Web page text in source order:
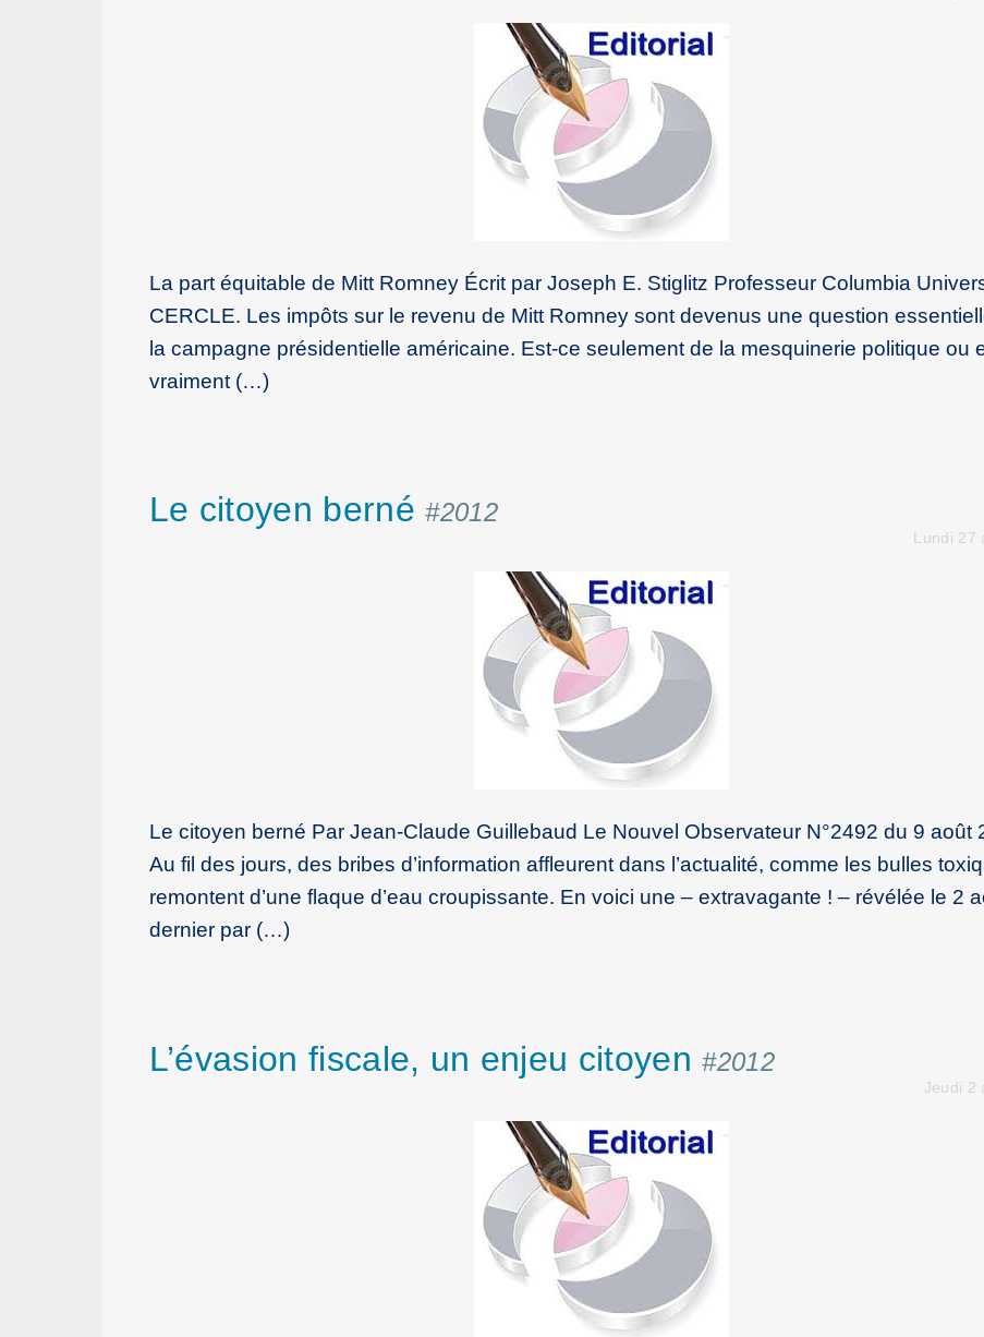
La part équitable de Mitt Romney Écrit par Joseph E. Stiglitz Professeur Columbia
CERCLE. Les impôts sur le revenu de Mitt Romney sont devenus une question
la campagne présidentielle américaine. Est-ce seulement de la mesquinerie politique ou
vraiment (…)
Le citoyen berné#2012
Lundi 27
Le citoyen berné Par Jean-Claude Guillebaud Le Nouvel Observateur N°2492 du 9 août
Au fil des jours, des bribes d’information affleurent dans l’actualité, comme les bulles
remontent d’une flaque d’eau croupissante. En voici une – extravagante ! – révélée le 2
dernier par (…)
L’évasion fiscale, un enjeu citoyen#2012
Jeudi 2